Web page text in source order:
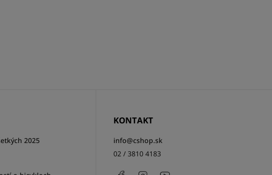
2025
KONTAKT
info@cshop.sk
02 / 3810 4183
FacebookInstagram